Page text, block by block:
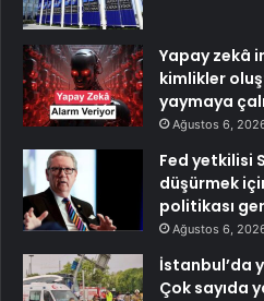
Yapay zekâ
kimlikler
yaymaya
Ağustos 6,
Fed yetkilisi
düşürmek
politikası
Ağustos 6,
İstanbul’da
Çok sayıda